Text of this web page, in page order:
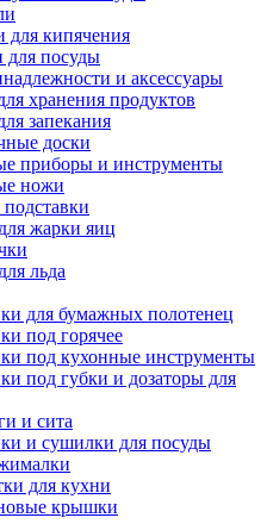
для кипячения
посуды
и аксессуары
хранения продуктов
запекания
доски
приборы и инструменты
ножи
жарки яиц
льда
для бумажных полотенец
под горячее
под кухонные инструменты
под губки и дозаторы для
и сита
и сушилки для посуды
для кухни
крышки